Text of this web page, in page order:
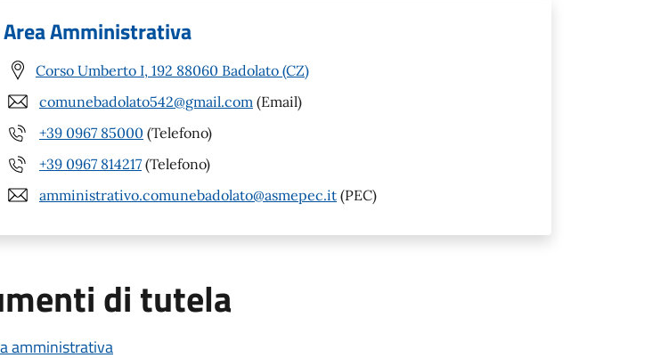
Area Amministrativa
Corso Umberto I, 192 88060 Badolato (CZ)
comunebadolato542@gmail.com (Email)
+39 0967 85000 (Telefono)
+39 0967 814217 (Telefono)
amministrativo.comunebadolato@asmepec.it (PEC)
di tutela
amministrativa